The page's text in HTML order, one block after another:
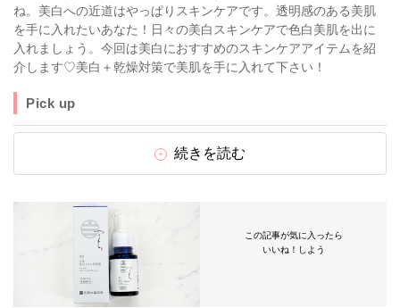
ね。美白への近道はやっぱりスキンケアです。透明感のある美肌
を手に入れたいあなた！日々の美白スキンケアで色白美肌を出に
入れましょう。今回は美白におすすめのスキンケアアイテムを紹
介します♡美白＋乾燥対策で美肌を手に入れて下さい！
Pick up
続きを読む
この記事が気に入ったら
いいね！しよう